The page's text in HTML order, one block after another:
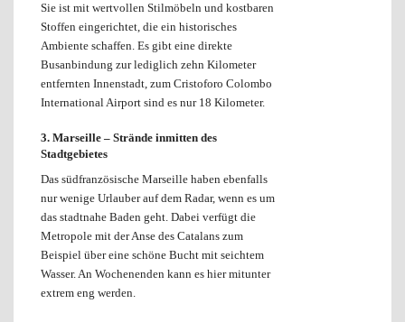
Sie ist mit wertvollen Stilmöbeln und kostbaren
Stoffen eingerichtet, die ein historisches
Ambiente schaffen. Es gibt eine di­rekte
Busanbindung zur lediglich zehn Kilometer
entfernten Innenstadt, zum Cristoforo Colombo
International Airport sind es nur 18 Kilometer.
3. Marseille – Strände inmitten des
Stadtgebietes
Das südfranzösische Marseille haben ebenfalls
nur wenige Urlauber auf dem Radar, wenn es um
das stadtnahe Baden geht. Dabei verfügt die
Metropole mit der Anse des Catalans zum
Beispiel über eine schöne Bucht mit seichtem
Wasser. An Wochenenden kann es hier mitunter
extrem eng werden.